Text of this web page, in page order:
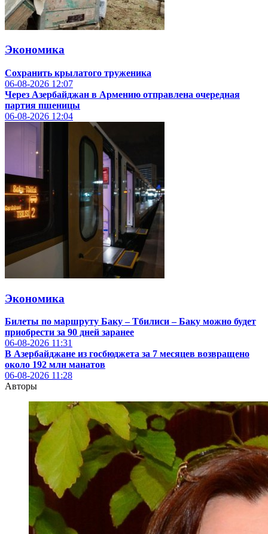
Экономика
Сохранить крылатого труженика
06-08-2026 12:07
Через Азербайджан в Армению отправлена очередная
партия пшеницы
06-08-2026 12:04
Экономика
Билеты по маршруту Баку – Тбилиси – Баку можно будет
приобрести за 90 дней заранее
06-08-2026 11:31
В Азербайджане из госбюджета за 7 месяцев возвращено
около 192 млн манатов
06-08-2026 11:28
Авторы